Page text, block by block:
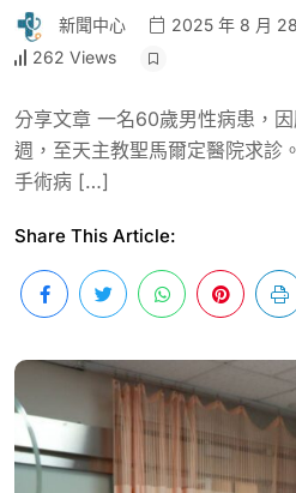
新聞中心 2025 年 8 月
262 Views
分享文章 一名60歲男性病患，
週，至天主教聖馬爾定醫院求診
手術病 […]
Share This Article: